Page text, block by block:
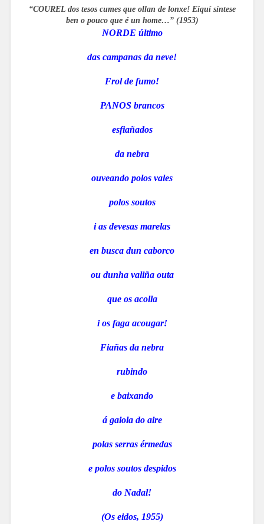
“COUREL dos tesos cumes que ollan de lonxe! Eiquí síntese
ben o pouco que é un home…” (1953)
NORDE último
das campanas da neve!
Frol de fumo!
PANOS brancos
esfiañados
da nebra
ouveando polos vales
polos soutos
i as devesas marelas
en busca dun caborco
ou dunha valiña outa
que os acolla
i os faga acougar!
Fiañas da nebra
rubindo
e baixando
á gaiola do aire
polas serras érmedas
e polos soutos despidos
do Nadal!
(Os eidos, 1955)